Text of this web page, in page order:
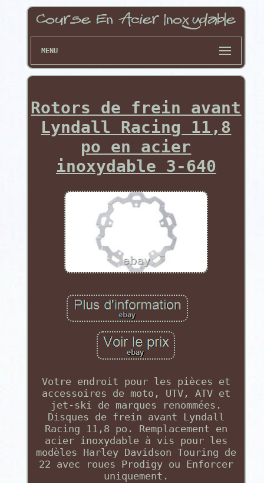
MENU
Rotors de frein avant
Lyndall Racing 11,8
po en acier
inoxydable 3-640
Votre endroit pour les pièces et
accessoires de moto, UTV, ATV et
jet-ski de marques renommées.
Disques de frein avant Lyndall
Racing 11,8 po. Remplacement en
acier inoxydable à vis pour les
modèles Harley Davidson Touring de
22 avec roues Prodigy ou Enforcer
uniquement.